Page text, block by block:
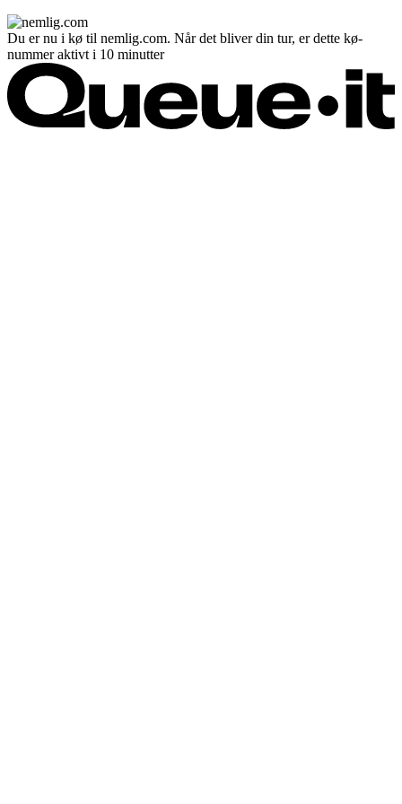
Du er nu i kø til nemlig.com. Når det bliver din tur, er dette kø-
nummer aktivt i 10 minutter